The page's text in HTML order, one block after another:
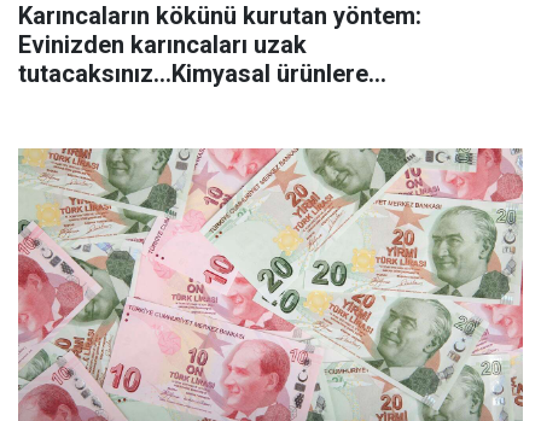
Karıncaların kökünü kurutan yöntem:
Evinizden karıncaları uzak
tutacaksınız...Kimyasal ürünlere